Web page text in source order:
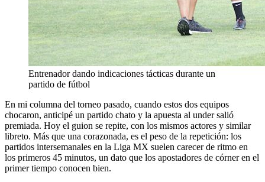
Entrenador dando indicaciones tácticas durante un
partido de fútbol
En mi columna del torneo pasado, cuando estos dos equipos
chocaron, anticipé un partido chato y la apuesta al under salió
premiada. Hoy el guion se repite, con los mismos actores y similar
libreto. Más que una corazonada, es el peso de la repetición: los
partidos intersemanales en la Liga MX suelen carecer de ritmo en
los primeros 45 minutos, un dato que los apostadores de córner en el
primer tiempo conocen bien.